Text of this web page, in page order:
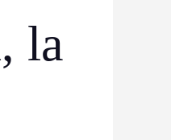
la